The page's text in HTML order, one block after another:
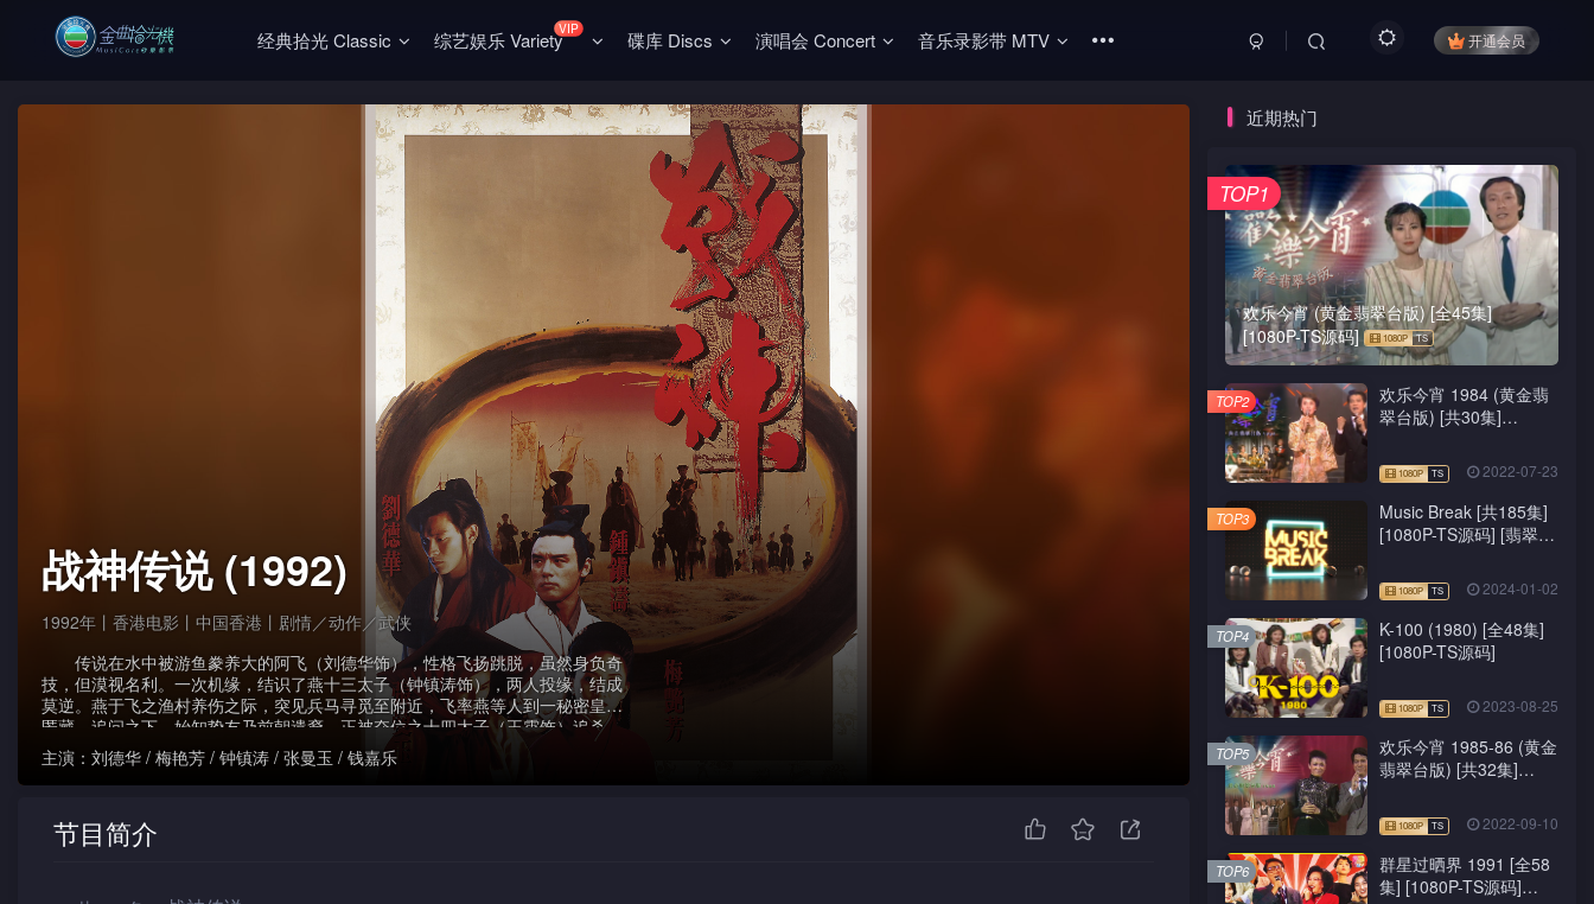
经典拾光 Classic 综艺娱乐 VarietyVIP 碟库 Discs 演唱会 Concert 音乐录影带 MTV 开通会员
战神传说 (1992)
1992年丨香港电影丨中国香港丨剧情／动作／武侠
传说在水中被游鱼豢养大的阿飞（刘德华饰），性格飞扬跳脱，虽然身负奇
技，但漠视名利。一次机缘，结识了燕十三太子（钟镇涛饰），两人投缘，结成
莫逆。燕于飞之渔村养伤之际，突见兵马寻觅至附近，飞率燕等人到一秘密皇陵
匿藏，追问之下，始知挚友乃前朝遣裔，正被夺位之十四太子（王霄饰）追杀，
并望能给合兰陵国之首 － 兰陵君，共举皇者之师，飞接令前往拯救兰陵君及其
女儿月牙儿（梅艳芳饰），两人于逃亡过程中互生情愫，但奈于月牙儿与燕十三
有婚约在先，二人不禁怅惘。三人君子之后，更添情网之交煎，再加上一向心仪
高强，手足二人战至难分难解，生死未卜。
主演： 刘德华 / 梅艳芳 / 钟镇涛 / 张曼玉 / 钱嘉乐
节目简介
近期热门
欢乐今宵 (黄金翡翠台版) [全45集]
[1080P-TS源码]
TOP1
欢乐今宵 1984 (黄金翡
翠台版) [共30集]
2022-07-23
TOP2
Music Break [共185集]
[1080P-TS源码] [翡翠
2024-01-02
TOP3
K-100 (1980) [全48集]
[1080P-TS源码]
2023-08-25
TOP4
欢乐今宵 1985-86 (黄金
翡翠台版) [共32集]
2022-09-10
TOP5
群星过晒界 1991 [全58
集] [1080P-TS源码]
TOP6